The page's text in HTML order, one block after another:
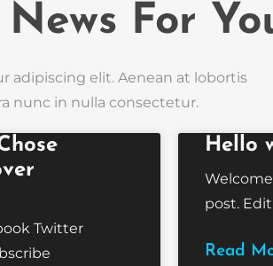
For
adipiscing elit. Aenean at lobortis
nunc in nulla consectetur.
Twitter
Hello
post.
Read